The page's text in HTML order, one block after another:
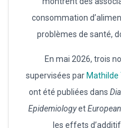
consommation
problèmes de santé,
En mai 2026, trois
supervisées par Mathilde
ont été publiées dans
Epidemiologyet
les effets